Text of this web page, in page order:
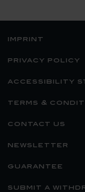
imprint
privacy policy
accessibility
terms &
contact us
newsletter
guarantee
submit a